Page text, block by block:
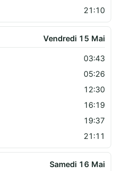
21:10
Vendredi 15 Mai
03:43
05:26
12:30
16:19
19:37
21:11
Samedi 16 Mai